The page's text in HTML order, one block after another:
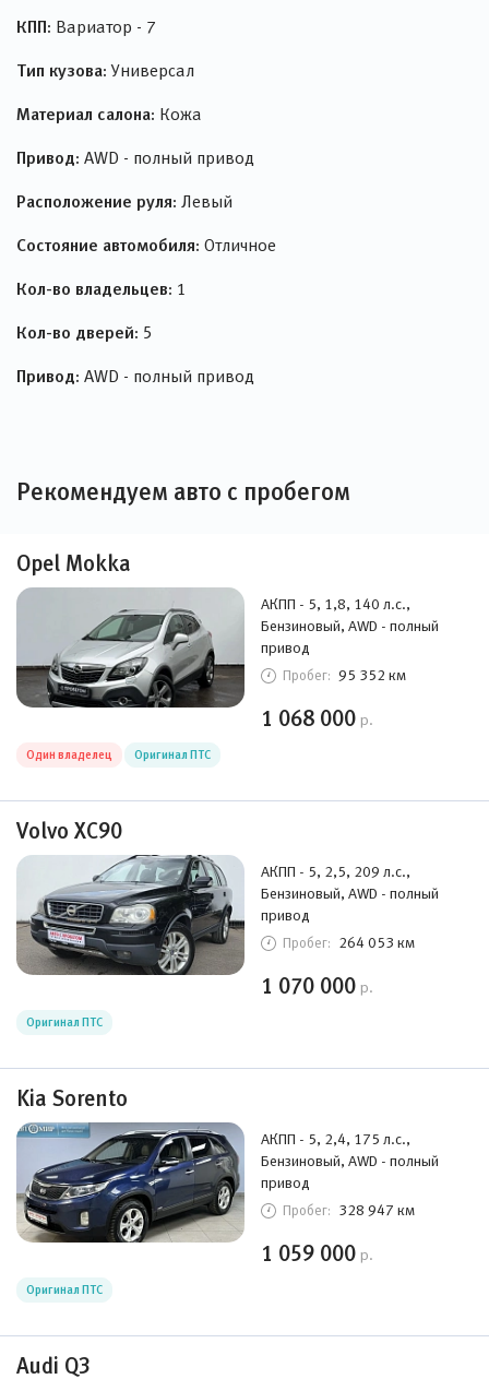
КПП: Вариатор - 7
Тип кузова: Универсал
Материал салона: Кожа
Привод: AWD - полный привод
Расположение руля: Левый
Состояние автомобиля: Отличное
Кол-во владельцев: 1
Кол-во дверей: 5
Привод: AWD - полный привод
Рекомендуем авто с пробегом
Opel Mokka
АКПП - 5, 1,8, 140 л.с.,
Бензиновый, AWD - полный
привод
Пробег: 95 352 км
1 068 000 р.
Один владелец Оригинал ПТС
Volvo XC90
АКПП - 5, 2,5, 209 л.с.,
Бензиновый, AWD - полный
привод
Пробег: 264 053 км
1 070 000 р.
Оригинал ПТС
Kia Sorento
АКПП - 5, 2,4, 175 л.с.,
Бензиновый, AWD - полный
привод
Пробег: 328 947 км
1 059 000 р.
Оригинал ПТС
Audi Q3